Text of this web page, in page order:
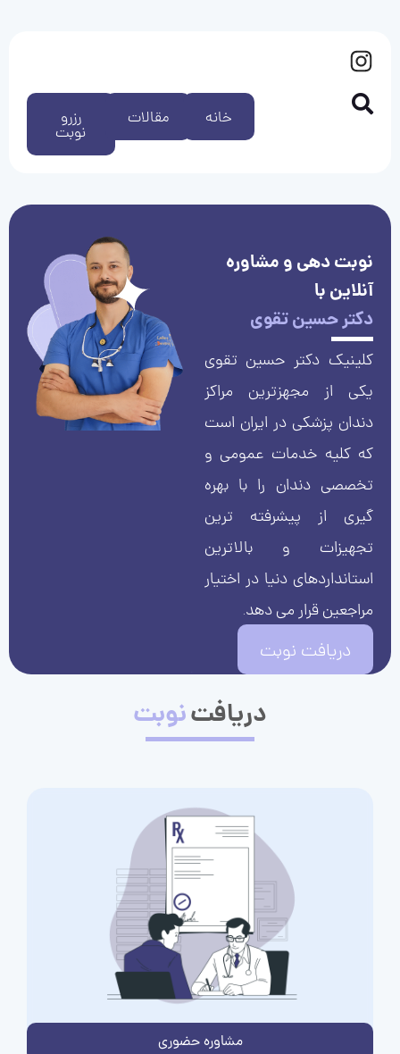
رزرو
نوبت
مقالات خانه
نوبت دهی و مشاوره
آنلاین با
دکتر حسین تقوی
کلینیک دکتر حسین تقوی
یکی از مجهزترین مراکز
دندان پزشکی در ایران است
که کلیه خدمات عمومی و
تخصصی دندان را با بهره
گیری از پیشرفته ترین
تجهیزات و بالاترین
استانداردهای دنیا در اختیار
مراجعین قرار می دهد.
دریافت نوبت
دریافتنوبت
مشاوره حضوری